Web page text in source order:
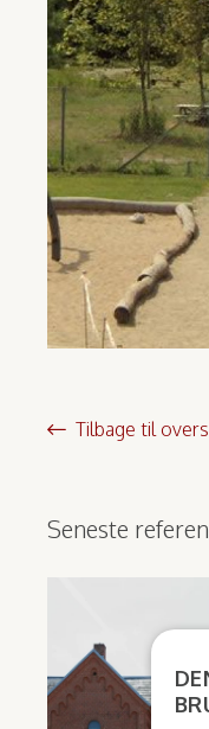
Tilbage til
Seneste